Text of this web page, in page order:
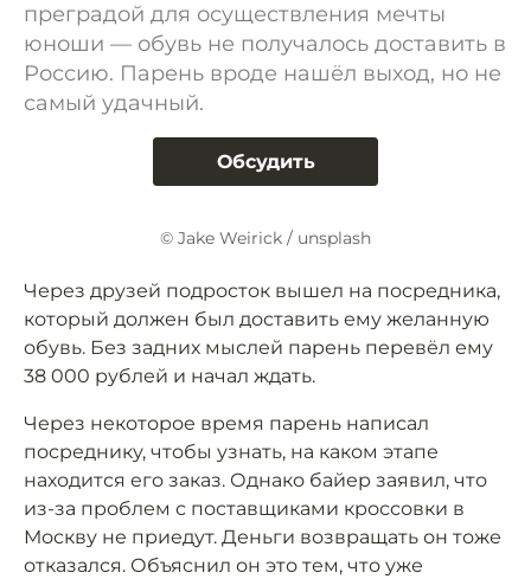
преградой для осуществления мечты
юноши — обувь не получалось доставить в
Россию. Парень вроде нашёл выход, но не
самый удачный.
Обсудить
© Jake Weirick / unsplash
Через друзей подросток вышел на посредника,
который должен был доставить ему желанную
обувь. Без задних мыслей парень перевёл ему
38 000 рублей и начал ждать.
Через некоторое время парень написал
посреднику, чтобы узнать, на каком этапе
находится его заказ. Однако байер заявил, что
из-за проблем с поставщиками кроссовки в
Москву не приедут. Деньги возвращать он тоже
отказался. Объяснил он это тем, что уже